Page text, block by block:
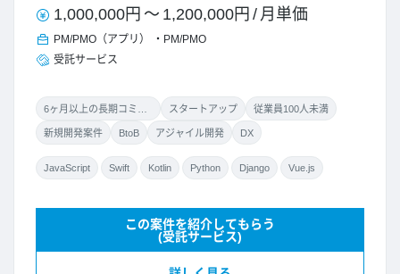
1,000,000円 ～ 1,200,000円 / 月単価
PM/PMO（アプリ）
PM/PMO
受託サービス
スタートアップ 従業員100人未満
新規開発案件 BtoB アジャイル開発 DX
JavaScript Swift Kotlin Python Django Vue.js
この案件を紹介してもらう
(受託サービス)